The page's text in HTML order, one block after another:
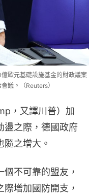
歐元基礎設施基金的財政議案
議。（Reuters）
，又譯川普）加
盪之際，德國政府
之增大。
不可靠的盟友，
增加國防開支，